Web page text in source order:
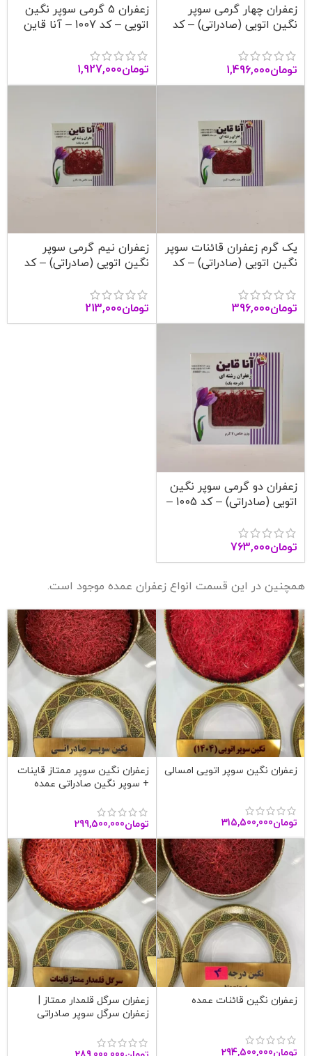
زعفران چهار گرمی سوپر
نگین اتویی (صادراتی) – کد
تومان1,496,000
زعفران 5 گرمی سوپر نگین
اتویی – کد 1007 – آنا قاین
تومان1,927,000
یک گرم زعفران قائنات سوپر
نگین اتویی (صادراتی) – کد
تومان396,000
زعفران نیم گرمی سوپر
نگین اتویی (صادراتی) – کد
تومان213,000
زعفران دو گرمی سوپر نگین
اتویی (صادراتی) – کد 1005 –
تومان763,000
همچنین در این قسمت انواع زعفران عمده موجود است.
زعفران نگین سوپر اتویی امسالی
تومان315,500,000
زعفران نگین سوپر ممتاز قاینات
+ سوپر نگین صادراتی عمده
تومان299,500,000
زعفران نگین قائنات عمده
تومان294,500,000
زعفران سرگل قلمدار ممتاز |
زعفران سرگل سوپر صادراتی